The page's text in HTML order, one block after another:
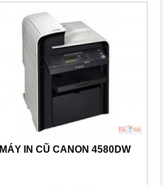
MÁY IN CŨ CANON 4580DW